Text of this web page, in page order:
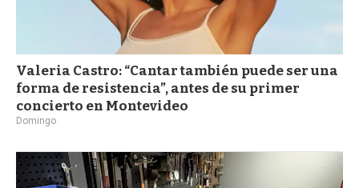
Valeria Castro: “Cantar también puede ser una
forma de resistencia”, antes de su primer
concierto en Montevideo
Domingo